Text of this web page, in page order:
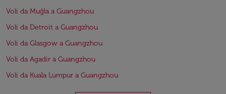
Voli da Muğla a Guangzhou
Voli da Detroit a Guangzhou
Voli da Glasgow a Guangzhou
Voli da Agadir a Guangzhou
Voli da Kuala Lumpur a Guangzhou